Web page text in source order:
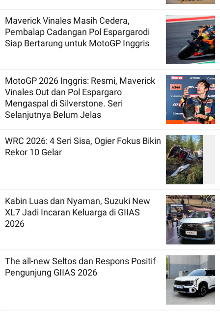
Maverick Vinales Masih Cedera,
Pembalap Cadangan Pol Espargarodi
Siap Bertarung untuk MotoGP Inggris
MotoGP 2026 Inggris: Resmi, Maverick
Vinales Out dan Pol Espargaro
Mengaspal di Silverstone. Seri
Selanjutnya Belum Jelas
WRC 2026: 4 Seri Sisa, Ogier Fokus Bikin
Rekor 10 Gelar
Kabin Luas dan Nyaman, Suzuki New
XL7 Jadi Incaran Keluarga di GIIAS
2026
The all-new Seltos dan Respons Positif
Pengunjung GIIAS 2026